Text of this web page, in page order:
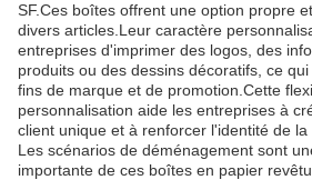
SF.Ces boîtes offrent une option propre
divers articles.Leur caractère
entreprises d'imprimer des logos, des
produits ou des dessins décoratifs, ce
fins de marque et de promotion.Cette
personnalisation aide les entreprises à
client unique et à renforcer l'identité de la
Les scénarios de déménagement sont
importante de ces boîtes en papier